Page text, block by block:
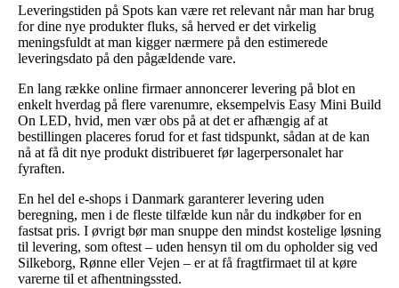
Leveringstiden på Spots kan være ret relevant når man har brug
for dine nye produkter fluks, så herved er det virkelig
meningsfuldt at man kigger nærmere på den estimerede
leveringsdato på den pågældende vare.
En lang række online firmaer annoncerer levering på blot en
enkelt hverdag på flere varenumre, eksempelvis Easy Mini Build
On LED, hvid, men vær obs på at det er afhængig af at
bestillingen placeres forud for et fast tidspunkt, sådan at de kan
nå at få dit nye produkt distribueret før lagerpersonalet har
fyraften.
En hel del e-shops i Danmark garanterer levering uden
beregning, men i de fleste tilfælde kun når du indkøber for en
fastsat pris. I øvrigt bør man snuppe den mindst kostelige løsning
til levering, som oftest – uden hensyn til om du opholder sig ved
Silkeborg, Rønne eller Vejen – er at få fragtfirmaet til at køre
varerne til et afhentningssted.